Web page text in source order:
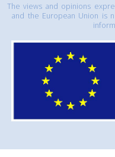
The views and opinions
and the European Union is